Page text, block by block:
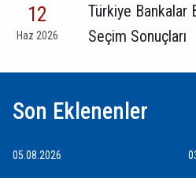
12
Haz 2026
Türkiye Bankalar
Seçim Sonuçları
Son Eklenenler
05.08.2026